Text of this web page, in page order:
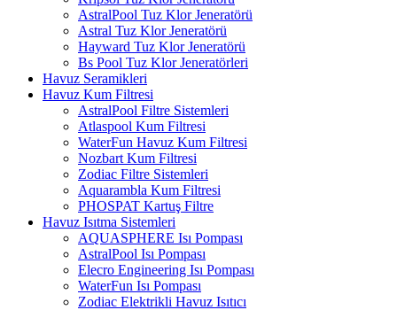
AstralPool Tuz Klor Jeneratörü
Astral Tuz Klor Jeneratörü
Hayward Tuz Klor Jeneratörü
Bs Pool Tuz Klor Jeneratörleri
Havuz Seramikleri
Havuz Kum Filtresi
AstralPool Filtre Sistemleri
Atlaspool Kum Filtresi
WaterFun Havuz Kum Filtresi
Nozbart Kum Filtresi
Zodiac Filtre Sistemleri
Aquarambla Kum Filtresi
PHOSPAT Kartuş Filtre
Havuz Isıtma Sistemleri
AQUASPHERE Isı Pompası
AstralPool Isı Pompası
Elecro Engineering Isı Pompası
WaterFun Isı Pompası
Zodiac Elektrikli Havuz Isıtıcı